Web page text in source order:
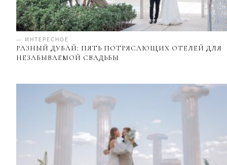
— ИНТЕРЕСНОЕ
РАЗНЫЙ ДУБАЙ: ПЯТЬ ПОТРЯСАЮЩИХ ОТЕЛЕЙ ДЛЯ
НЕЗАБЫВАЕМОЙ СВАДЬБЫ